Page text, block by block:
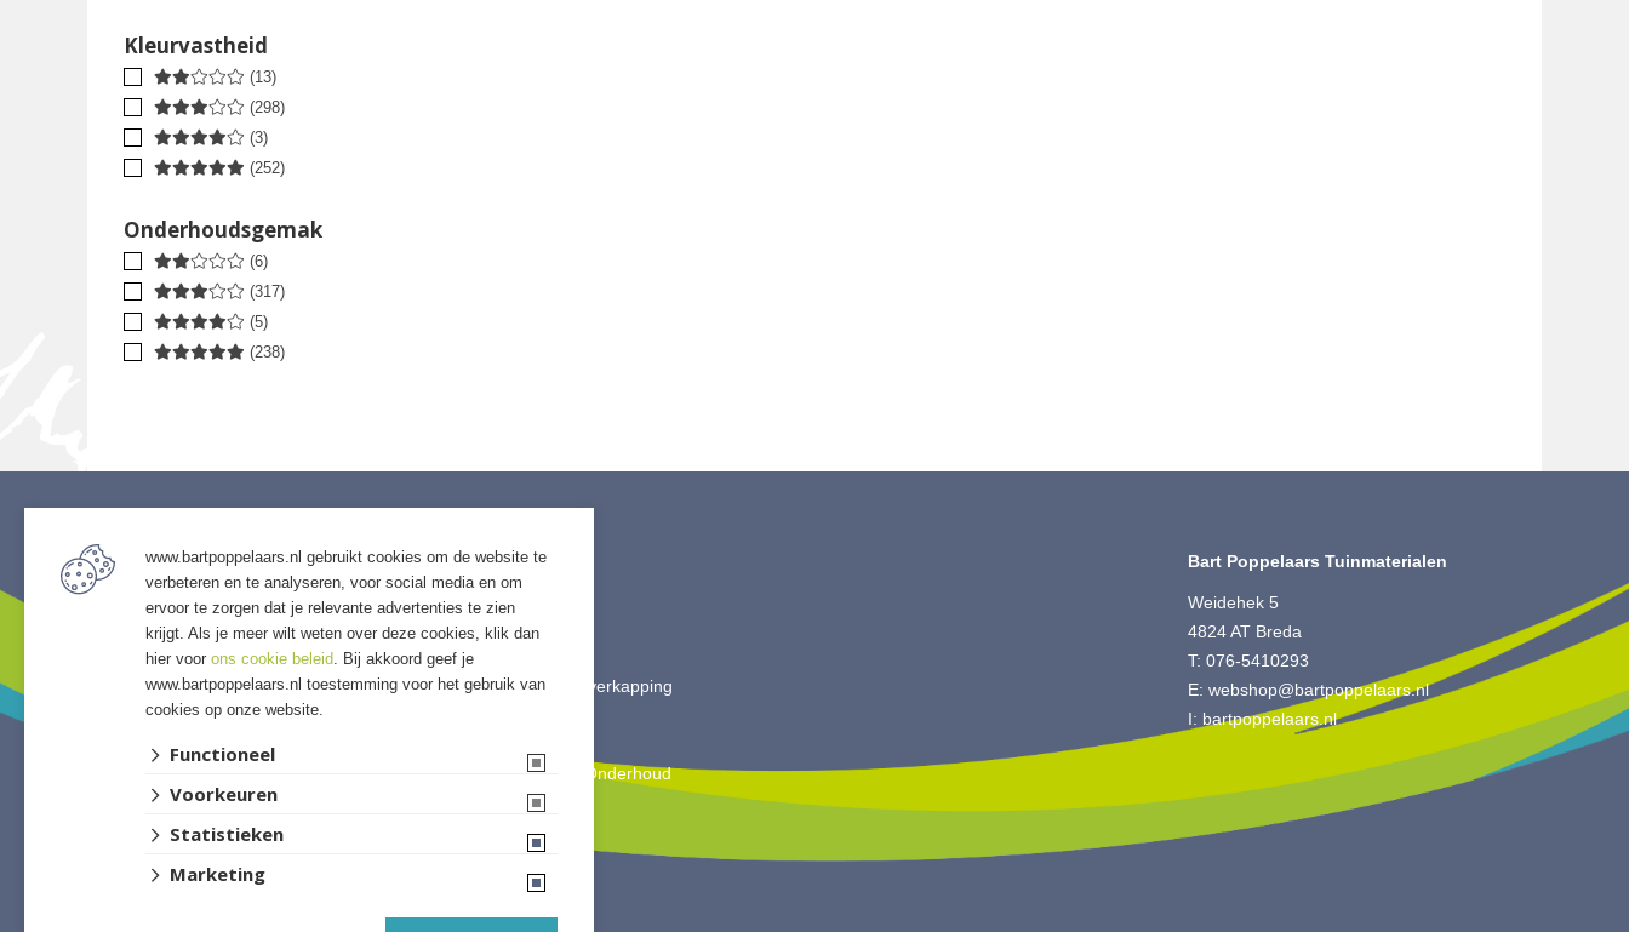
Kleurvastheid
(13)
(298)
(3)
(252)
Onderhoudsgemak
(6)
(317)
(5)
(238)
Service
• Algemene voorwaarden
• Klantenservice
• Privacyverklaring
• Over GSB
• Andere GSB-vestigingen
Assortiment
• Bestrating
• Grind & Split
• Tuinhuis & Overkapping
• Afwerking & Onderhoud
Bart Poppelaars Tuinmaterialen
Weidehek 5
4824 AT Breda
T: 076-5410293
E: webshop@bartpoppelaars.nl
I: bartpoppelaars.nl
www.bartpoppelaars.nl gebruikt cookies om de website te
verbeteren en te analyseren, voor social media en om
ervoor te zorgen dat je relevante advertenties te zien
krijgt. Als je meer wilt weten over deze cookies, klik dan
hier voor ons cookie beleid. Bij akkoord geef je
www.bartpoppelaars.nl toestemming voor het gebruik van
cookies op onze website.
Functioneel
Voorkeuren
Statistieken
Marketing